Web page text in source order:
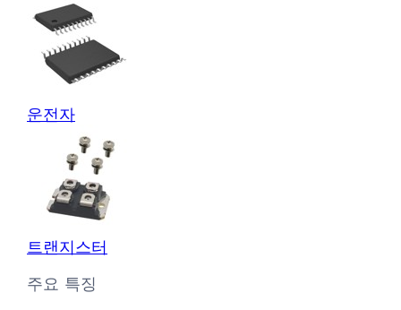
운전자
트랜지스터
주요 특징